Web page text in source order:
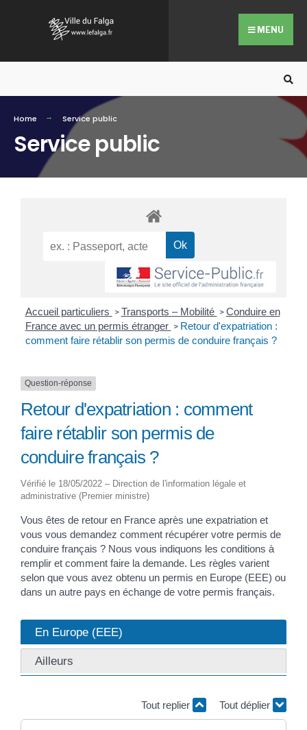
MENU
Home Service public
Service public
Accueil particuliers > Transports – Mobilité > Conduire en
France avec un permis étranger > Retour d'expatriation :
comment faire rétablir son permis de conduire français ?
Question-réponse
Retour d'expatriation : comment
faire rétablir son permis de
conduire français ?
Vérifié le 18/05/2022 – Direction de l'information légale et
administrative (Premier ministre)
Vous êtes de retour en France après une expatriation et
vous vous demandez comment récupérer votre permis de
conduire français ? Nous vous indiquons les conditions à
remplir et comment faire la demande. Les règles varient
selon que vous avez obtenu un permis en Europe (EEE) ou
dans un autre pays en échange de votre permis français.
En Europe (EEE)
Ailleurs
Tout replier Tout déplier